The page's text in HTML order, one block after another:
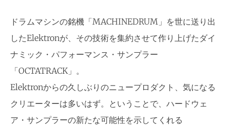
ドラムマシンの銘機「MACHINEDRUM」を世に送り出
したElektronが、その技術を集約させて作り上げたダイ
ナミック・パフォーマンス・サンプラー
「OCTATRACK」。
Elektronからの久しぶりのニュープロダクト、気になる
クリエーターは多いはず。ということで、ハードウェ
ア・サンプラーの新たな可能性を示してくれる